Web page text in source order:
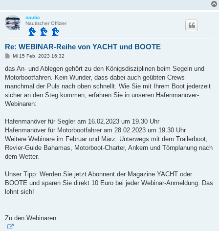
nautic
Nautischer Offizier
Re: WEBINAR-Reihe von YACHT und BOOTE
B
i
r
a
Mi 15 Feb, 2023 16:32
das An- und Ablegen gehört zu den Königsdisziplinen beim Segeln und
Motorbootfahren. Kein Wunder, dass dabei auch geübten Crews
manchmal der Puls nach oben schnellt. Wie Sie mit Ihrem Boot jederzeit
sicher an den Steg kommen, erfahren Sie in unseren Hafenmanöver-
Webinaren:
Hafenmanöver für Segler am 16.02.2023 um 19.30 Uhr
Hafenmanöver für Motorbootfahrer am 28.02.2023 um 19.30 Uhr
Weitere Webinare im Februar und März: Unterwegs mit dem Trailerboot,
Revier-Guide Bahamas, Motorboot-Charter, Ankern und Törnplanung nach
dem Wetter.
Unser Tipp: Werden Sie jetzt Abonnent der Magazine YACHT oder
BOOTE und sparen Sie direkt 10 Euro bei jeder Webinar-Anmeldung. Das
lohnt sich!
Zu den Webinaren